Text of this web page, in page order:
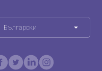
Български